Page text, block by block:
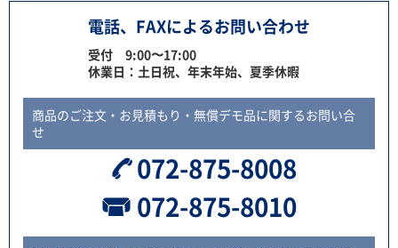
電話、FAXによるお問い合わせ
受付 9:00〜17:00
休業日：土日祝、年末年始、夏季休暇
商品のご注文・お見積もり・無償デモ品に関するお問い合
せ
072-875-8008
072-875-8010